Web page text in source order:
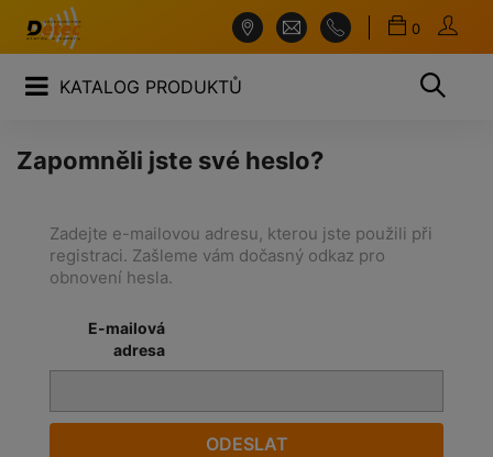
0
KATALOG PRODUKTŮ
Zapomněli jste své heslo?
Zadejte e-mailovou adresu, kterou jste použili při
registraci. Zašleme vám dočasný odkaz pro
obnovení hesla.
E-mailová
adresa
ODESLAT